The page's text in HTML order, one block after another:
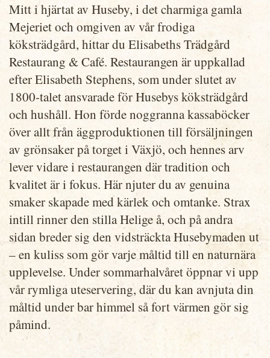
Mitt i hjärtat av Huseby, i det charmiga gamla
Mejeriet och omgiven av vår frodiga
köksträdgård, hittar du Elisabeths Trädgård
Restaurang & Café. Restaurangen är uppkallad
efter Elisabeth Stephens, som under slutet av
1800-talet ansvarade för Husebys köksträdgård
och hushåll. Hon förde noggranna kassaböcker
över allt från äggproduktionen till försäljningen
av grönsaker på torget i Växjö, och hennes arv
lever vidare i restaurangen där tradition och
kvalitet är i fokus. Här njuter du av genuina
smaker skapade med kärlek och omtanke. Strax
intill rinner den stilla Helige å, och på andra
sidan breder sig den vidsträckta Husebymaden ut
– en kuliss som gör varje måltid till en naturnära
upplevelse. Under sommarhalvåret öppnar vi upp
vår rymliga uteservering, där du kan avnjuta din
måltid under bar himmel så fort värmen gör sig
påmind.